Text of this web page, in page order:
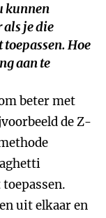
kunnen
je die
Hoe
aan te
beter met
de Z-
uit elkaar en